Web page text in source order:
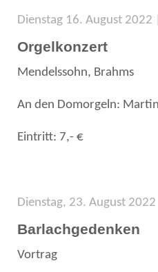
Dienstag 16. August
Orgelkonzert
Mendelssohn, Brahms
An den Domorgeln:
Eintritt: 7,- €
Dienstag, 23. August
Barlachgedenken
Vortrag